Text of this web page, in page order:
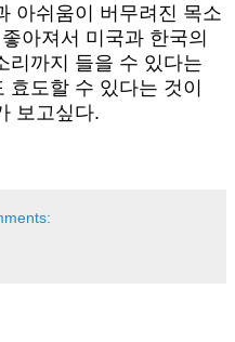
아쉬움이 버무려진 목소
아져서 미국과 한국의
리까지 들을 수 있다는
효도할 수 있다는 것이
보고싶다.